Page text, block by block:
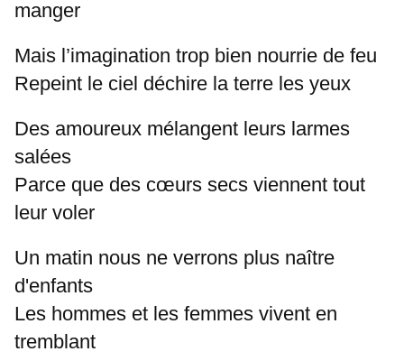
manger
Mais l’imagination trop bien nourrie de feu
Repeint le ciel déchire la terre les yeux
Des amoureux mélangent leurs larmes
salées
Parce que des cœurs secs viennent tout
leur voler
Un matin nous ne verrons plus naître
d'enfants
Les hommes et les femmes vivent en
tremblant